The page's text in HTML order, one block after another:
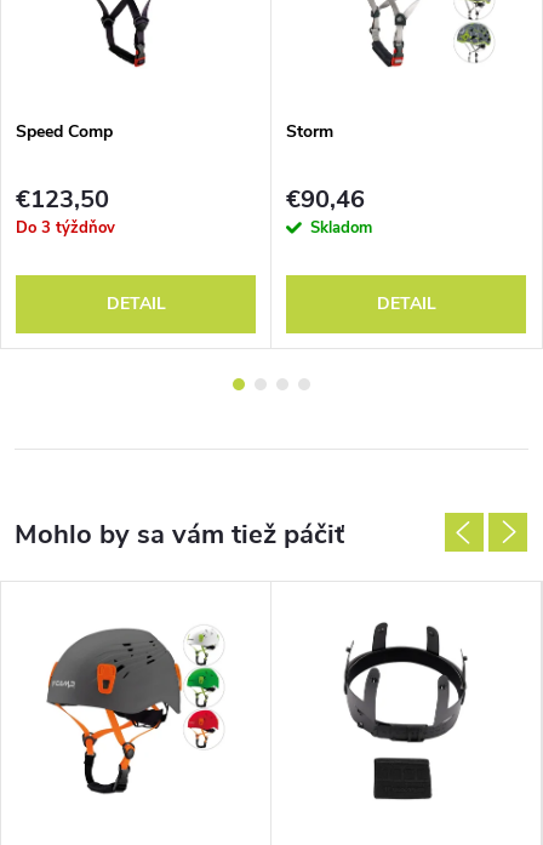
Speed Comp
€123,50
Do 3 týždňov
DETAIL
Storm
€90,46
Skladom
DETAIL